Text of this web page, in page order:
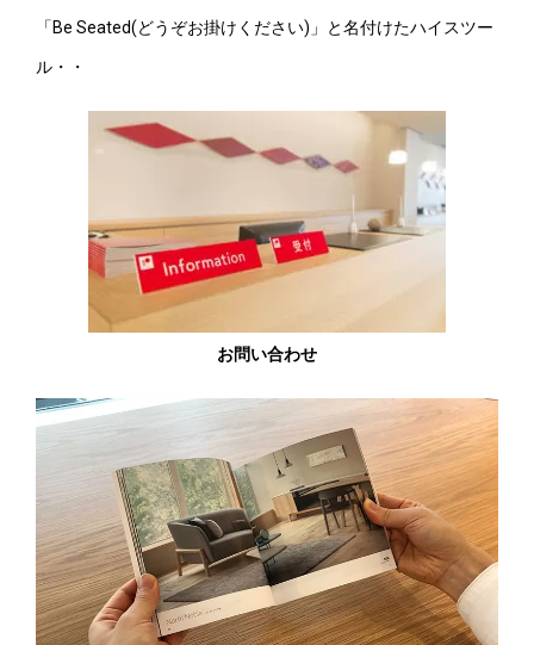
「Be Seated(どうぞお掛けください)」と名付けたハイスツー
ル・・
お問い合わせ